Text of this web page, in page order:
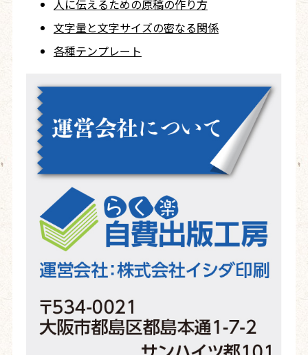
人に伝えるための原稿の作り方
文字量と文字サイズの密なる関係
各種テンプレート